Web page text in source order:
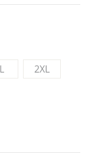
2XL